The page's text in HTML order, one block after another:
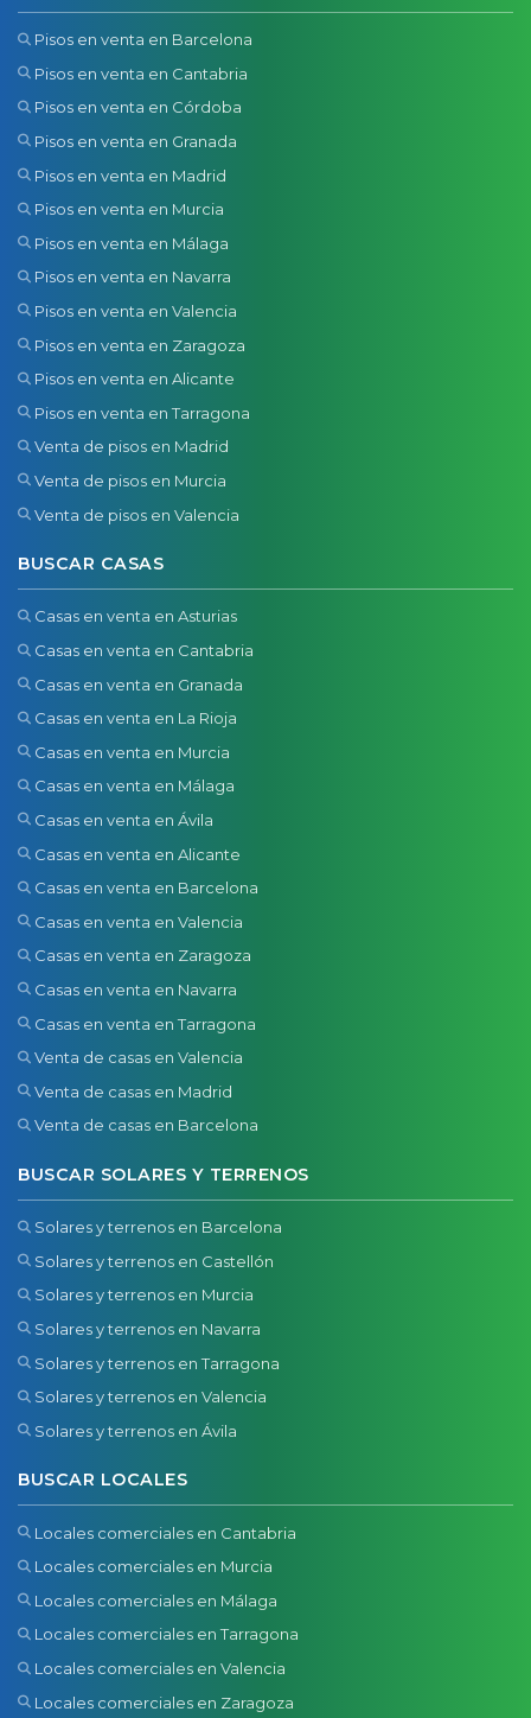
Pisos en venta en Barcelona
Pisos en venta en Cantabria
Pisos en venta en Córdoba
Pisos en venta en Granada
Pisos en venta en Madrid
Pisos en venta en Murcia
Pisos en venta en Málaga
Pisos en venta en Navarra
Pisos en venta en Valencia
Pisos en venta en Zaragoza
Pisos en venta en Alicante
Pisos en venta en Tarragona
Venta de pisos en Madrid
Venta de pisos en Murcia
Venta de pisos en Valencia
BUSCAR CASAS
Casas en venta en Asturias
Casas en venta en Cantabria
Casas en venta en Granada
Casas en venta en La Rioja
Casas en venta en Murcia
Casas en venta en Málaga
Casas en venta en Ávila
Casas en venta en Alicante
Casas en venta en Barcelona
Casas en venta en Valencia
Casas en venta en Zaragoza
Casas en venta en Navarra
Casas en venta en Tarragona
Venta de casas en Valencia
Venta de casas en Madrid
Venta de casas en Barcelona
BUSCAR SOLARES Y TERRENOS
Solares y terrenos en Barcelona
Solares y terrenos en Castellón
Solares y terrenos en Murcia
Solares y terrenos en Navarra
Solares y terrenos en Tarragona
Solares y terrenos en Valencia
Solares y terrenos en Ávila
BUSCAR LOCALES
Locales comerciales en Cantabria
Locales comerciales en Murcia
Locales comerciales en Málaga
Locales comerciales en Tarragona
Locales comerciales en Valencia
Locales comerciales en Zaragoza